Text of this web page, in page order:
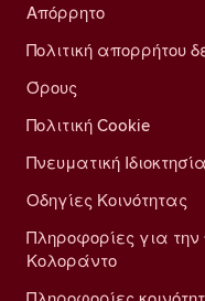
Απόρρητο
Πολιτική απορρήτου
Όρους
Πολιτική Cookie
Πνευματική Ιδιοκτησία
Οδηγίες Κοινότητας
Πληροφορίες για
Κολοράντο